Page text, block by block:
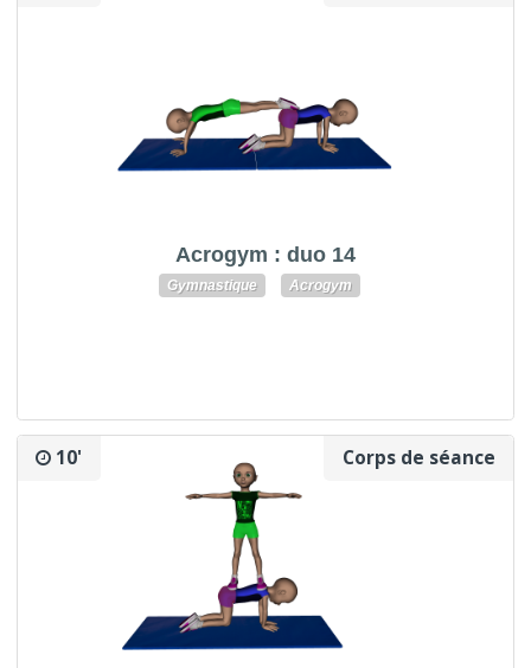
Acrogym : duo 14
Gymnastique Acrogym
Corps de séance
10'